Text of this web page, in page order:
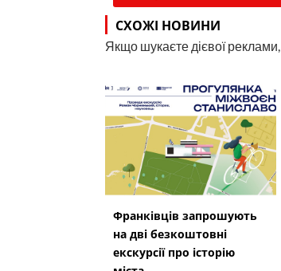
СХОЖІ НОВИНИ
Якщо шукаєте дієвої
Франківців запрошують
на дві безкоштовні
екскурсії про історію